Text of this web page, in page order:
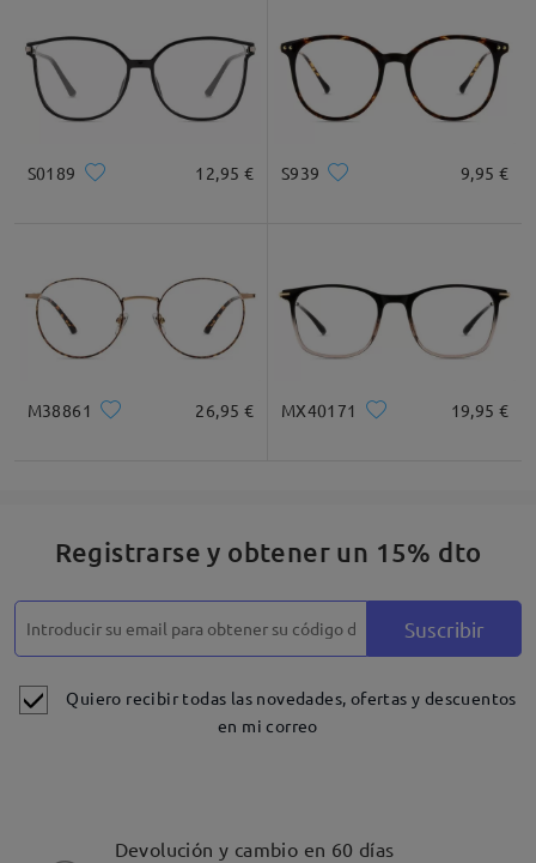
S0189 12,95 € S939 9,95 €
M38861 26,95 € MX40171 19,95 €
Registrarse y obtener un 15% dto
Suscribir
Quiero recibir todas las novedades, ofertas y descuentos
en mi correo
Devolución y cambio en 60 días